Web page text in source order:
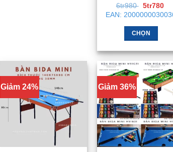
6tr980 Giá
gốc
là:
6tr980 .
5tr780
tại
EAN:
CHỌN
phẩm
này
có
nhiều
biến
thể.
Các
tùy
Giảm 24% Giảm 36%